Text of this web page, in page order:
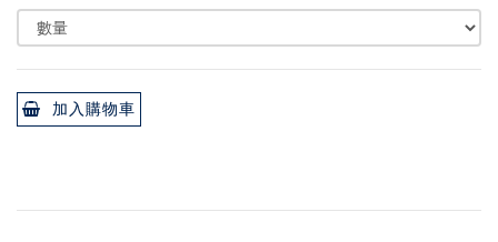
加入購物車